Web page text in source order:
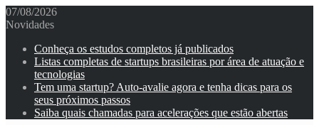
07/08/2026
Novidades
Conheça os estudos completos já publicados
Listas completas de startups brasileiras por área de atuação e
tecnologias
Tem uma startup? Auto-avalie agora e tenha dicas para os
seus próximos passos
Saiba quais chamadas para acelerações que estão abertas